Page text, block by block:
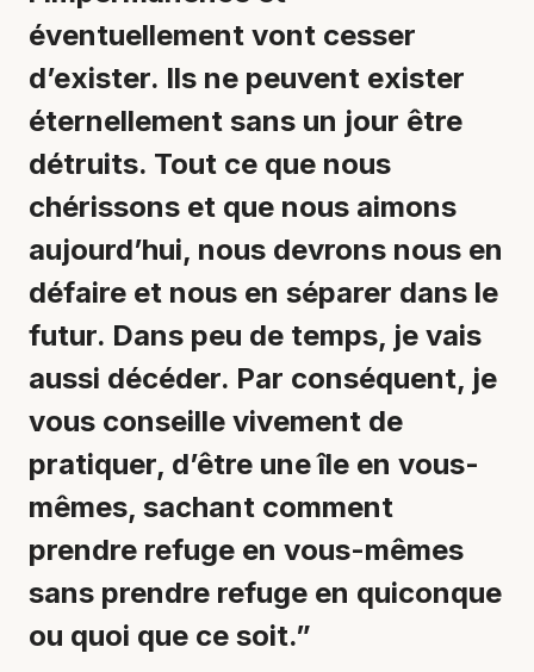
éventuellement vont cesser
d’exister. Ils ne peuvent exister
éternellement sans un jour être
détruits. Tout ce que nous
chérissons et que nous aimons
aujourd’hui, nous devrons nous en
défaire et nous en séparer dans le
futur. Dans peu de temps, je vais
aussi décéder. Par conséquent, je
vous conseille vivement de
pratiquer, d’être une île en vous-
mêmes, sachant comment
prendre refuge en vous-mêmes
sans prendre refuge en quiconque
ou quoi que ce soit.”